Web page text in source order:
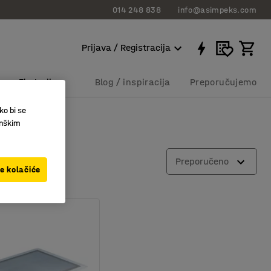
014 248 838 info@asimpeks.com
Prijava / Registracija
Eksterijer Blog / inspiracija Preporučujemo
Preporučeno
bi se
kolačiće